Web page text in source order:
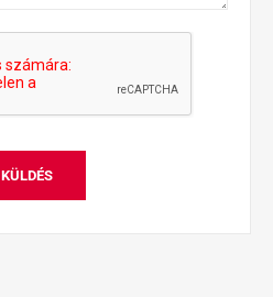
KÜLDÉS